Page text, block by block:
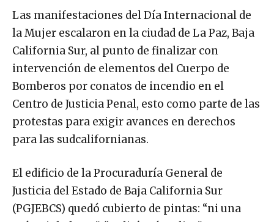
Las manifestaciones del Día Internacional de
la Mujer escalaron en la ciudad de La Paz, Baja
California Sur, al punto de finalizar con
intervención de elementos del Cuerpo de
Bomberos por conatos de incendio en el
Centro de Justicia Penal, esto como parte de las
protestas para exigir avances en derechos
para las sudcalifornianas.
El edificio de la Procuraduría General de
Justicia del Estado de Baja California Sur
(PGJEBCS) quedó cubierto de pintas: “ni una